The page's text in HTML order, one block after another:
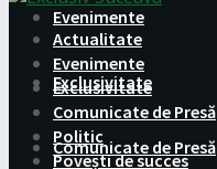
Evenimente
Exclusivitate
Comunicate de Presă
Actualitate
Evenimente
Exclusivitate
Comunicate de Presă
Politic
Povești de succes